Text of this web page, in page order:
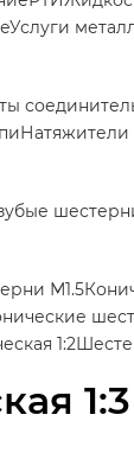
1:3
Услуги
Натяжители
М1.5
1:2